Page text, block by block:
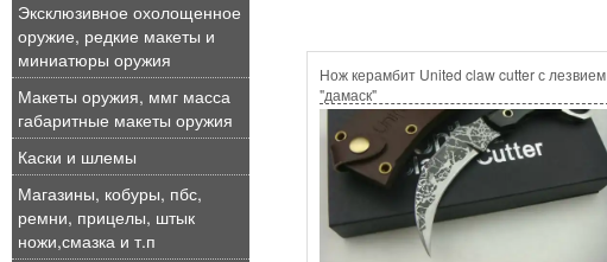
Эксклюзивное охолощенное
оружие, редкие макеты и
миниатюры оружия
Макеты оружия, ммг масса
габаритные макеты оружия
Каски и шлемы
Магазины, кобуры, пбс,
ремни, прицелы, штык
ножи,смазка и т.п
Нож керамбит United claw cutter с лезвием
"дамаск"